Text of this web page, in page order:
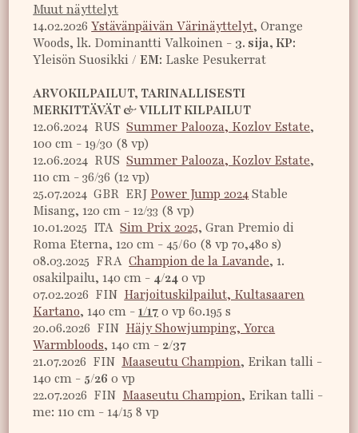
Muut näyttelyt
14.02.2026Ystävänpäivän Värinäyttelyt, Orange
Woods, lk. Dominantti Valkoinen - 3. sija, KP:
Yleisön Suosikki /EM: Laske Pesukerrat
ARVOKILPAILUT, TARINALLISESTI
MERKITTÄVÄT & VILLIT KILPAILUT
12.06.2024 RUSSummer Palooza, Kozlov Estate,
100 cm - 19/30 (8 vp)
12.06.2024 RUSSummer Palooza, Kozlov Estate,
110 cm - 36/36 (12 vp)
25.07.2024 GBR ERJ Power Jump 2024 Stable
Misang, 120 cm - 12/33 (8 vp)
10.01.2025 ITASim Prix 2025, Gran Premio di
Roma Eterna, 120 cm - 45/60 (8 vp 70,480 s)
08.03.2025 FRAChampion de la Lavande, 1.
osakilpailu, 140 cm - 4/24 0 vp
07.02.2026 FIN Harjoituskilpailut, Kultasaaren
Kartano, 140 cm -1/17 0 vp 60.195 s
20.06.2026 FIN Häjy Showjumping, Yorca
Warmbloods, 140 cm - 2/37
21.07.2026 FIN Maaseutu Champion, Erikan talli -
140 cm - 5/26 0 vp
22.07.2026 FIN Maaseutu Champion, Erikan talli -
me: 110 cm - 14/15 8 vp